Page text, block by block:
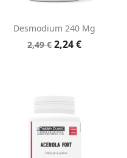
Desmodium 240 Mg
2,49 € 2,24 €